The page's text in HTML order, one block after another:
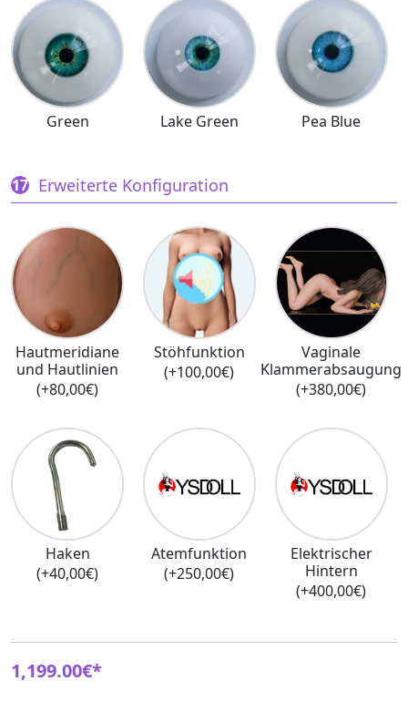
Green Lake Green Pea Blue
Erweiterte Konfiguration
Hautmeridiane
und Hautlinien
(+80,00€)
Stöhfunktion
(+100,00€)
Vaginale
Klammerabsaugung
(+380,00€)
Haken
(+40,00€)
Atemfunktion
(+250,00€)
Elektrischer
Hintern
(+400,00€)
1,199.00€*